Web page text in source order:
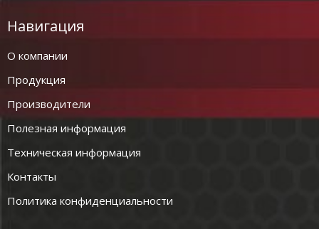
Навигация
О компании
Продукция
Производители
Полезная информация
Техническая информация
Контакты
Политика конфиденциальности